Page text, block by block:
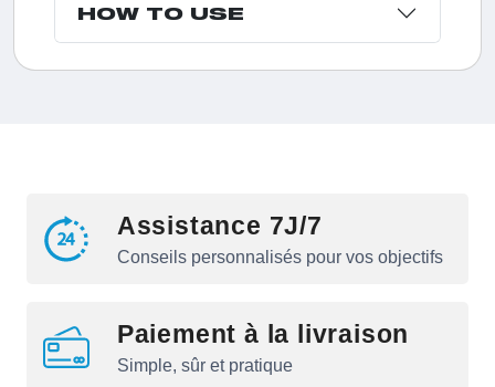
HOW TO USE
Assistance 7J/7
Conseils personnalisés pour vos objectifs
Paiement à la livraison
Simple, sûr et pratique